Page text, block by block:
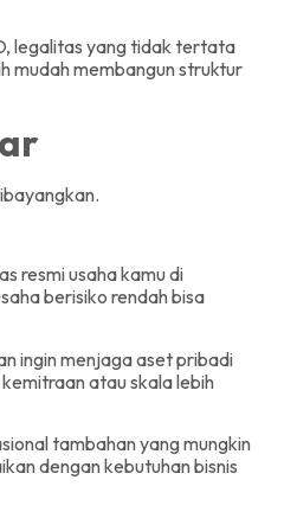
legalitas yang tidak tertata
mudah membangun struktur
resmi usaha kamu di
berisiko rendah bisa
ingin menjaga aset pribadi
atau skala lebih
tambahan yang mungkin
dengan kebutuhan bisnis